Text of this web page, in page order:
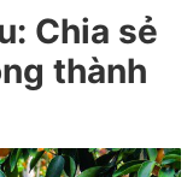
Chia sẻ
thành